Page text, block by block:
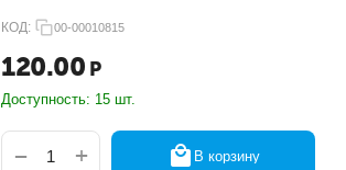
КОД: 00-00010815
120.00 Р
Доступность: 15 шт.
+
− В корзину